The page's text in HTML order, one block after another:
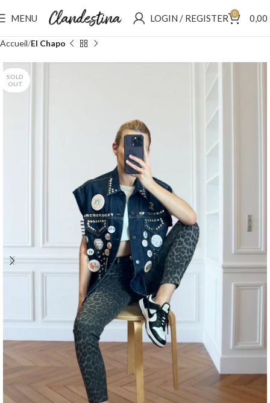
MENU LOGIN / REGISTER 0 0,00
Accueil El Chapo
SOLD
OUT